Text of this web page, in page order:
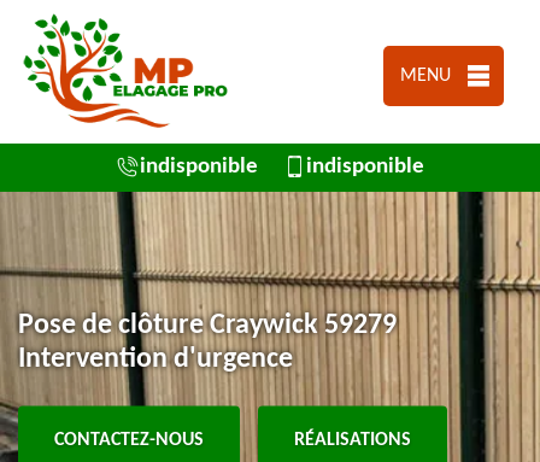
MENU
indisponible indisponible
Pose de clôture Craywick 59279
Intervention d'urgence
CONTACTEZ-NOUS RÉALISATIONS